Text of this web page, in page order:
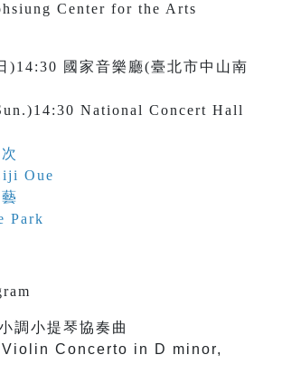
Center for the Arts
)14:30 國家音樂廳(臺北市中山南
National Concert Hall
Oue
Park
調小提琴協奏曲
Concerto in D minor,